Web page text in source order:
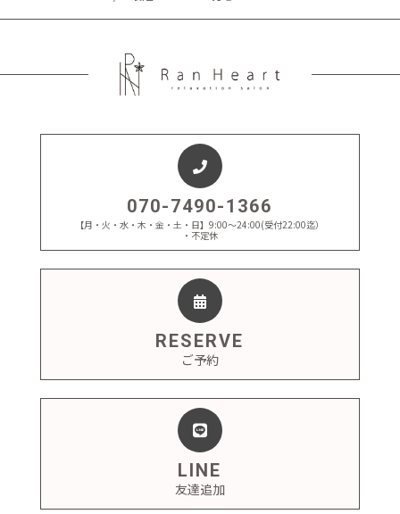
070-7490-1366
【月・火・水・木・金・土・日】9:00～24:00(受付22:00迄）
・不定休
RESERVE
ご予約
LINE
友達追加